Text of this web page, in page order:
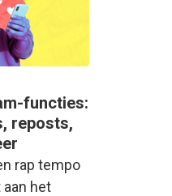
functies:
reposts,
rap tempo
aan het